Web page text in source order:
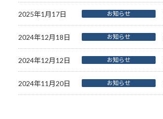
2025年1月17日 お知らせ
2024年12月18日 お知らせ
2024年12月12日 お知らせ
2024年11月20日 お知らせ